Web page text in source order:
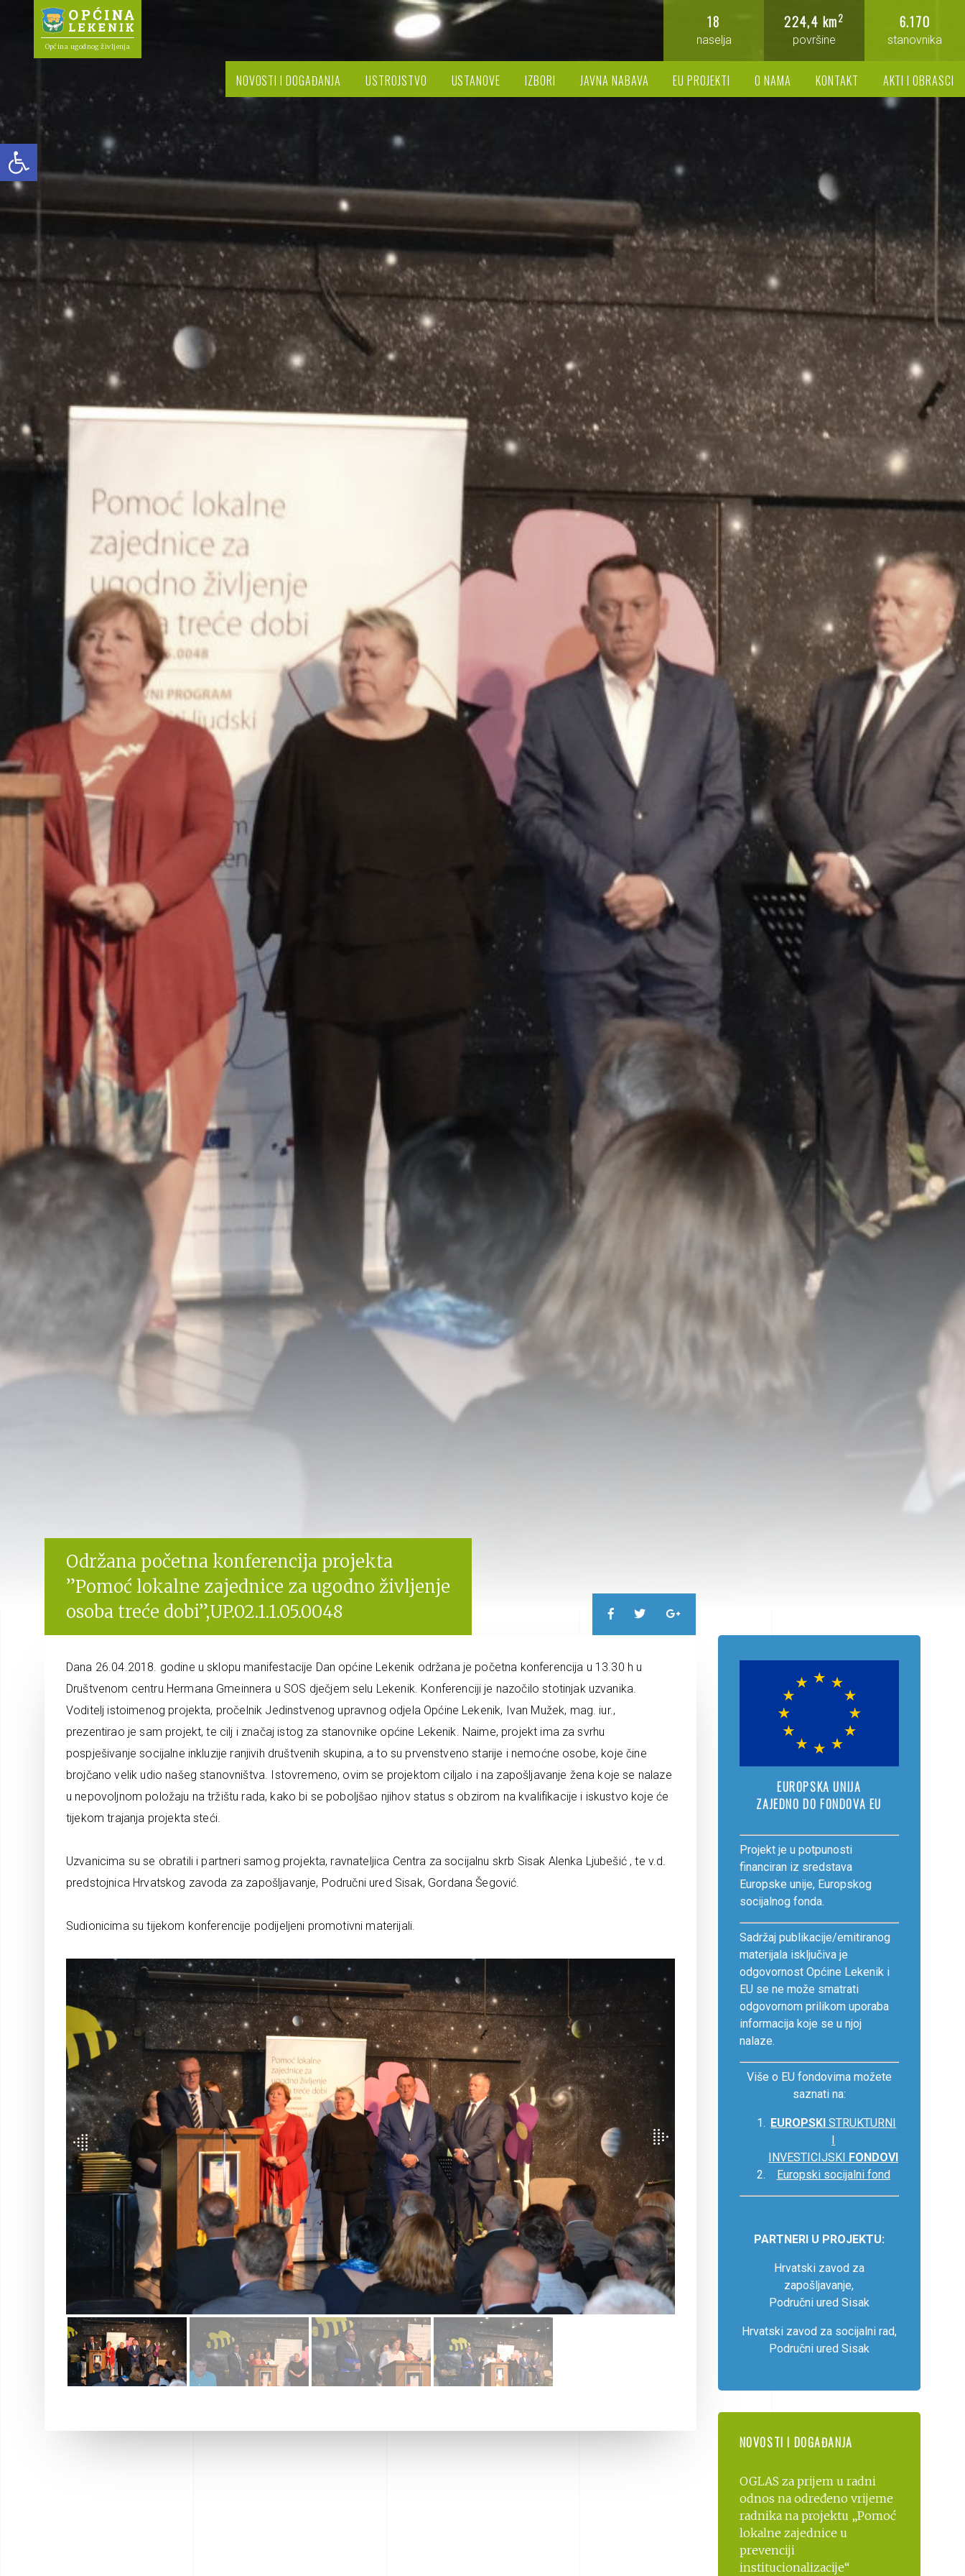
Open toolbar
Općina ugodnog življenja
6.170
stanovnika
224,4 km2
površine
18
naselja
NOVOSTI I DOGAĐANJA USTROJSTVO USTANOVE IZBORI JAVNA NABAVA EU PROJEKTI O NAMA KONTAKT AKTI I OBRASCI
Održana početna konferencija projekta
”Pomoć lokalne zajednice za ugodno življenje
osoba treće dobi”,UP.02.1.1.05.0048
Dana 26.04.2018. godine u sklopu manifestacije Dan općine Lekenik održana je početna konferencija u 13.30 h u
Društvenom centru Hermana Gmeinnera u SOS dječjem selu Lekenik. Konferenciji je nazočilo stotinjak uzvanika.
Voditelj istoimenog projekta, pročelnik Jedinstvenog upravnog odjela Općine Lekenik, Ivan Mužek, mag. iur.,
prezentirao je sam projekt, te cilj i značaj istog za stanovnike općine Lekenik. Naime, projekt ima za svrhu
pospješivanje socijalne inkluzije ranjivih društvenih skupina, a to su prvenstveno starije i nemoćne osobe, koje čine
brojčano velik udio našeg stanovništva. Istovremeno, ovim se projektom ciljalo i na zapošljavanje žena koje se nalaze
u nepovoljnom položaju na tržištu rada, kako bi se poboljšao njihov status s obzirom na kvalifikacije i iskustvo koje će
tijekom trajanja projekta steći.
Uzvanicima su se obratili i partneri samog projekta, ravnateljica Centra za socijalnu skrb Sisak Alenka Ljubešić , te v.d.
predstojnica Hrvatskog zavoda za zapošljavanje, Područni ured Sisak, Gordana Šegović.
Sudionicima su tijekom konferencije podijeljeni promotivni materijali.
EUROPSKA UNIJA
ZAJEDNO DO FONDOVA EU
Projekt je u potpunosti
financiran iz sredstava
Europske unije, Europskog
socijalnog fonda.
Sadržaj publikacije/emitiranog
materijala isključiva je
odgovornost Općine Lekenik i
EU se ne može smatrati
odgovornom prilikom uporaba
informacija koje se u njoj
nalaze.
Više o EU fondovima možete
saznati na:
EUROPSKI STRUKTURNI
INVESTICIJSKI
FONDOVI
Europski socijalni fond
PARTNERI U PROJEKTU:
Hrvatski zavod za
zapošljavanje,
Područni ured Sisak
Hrvatski zavod za socijalni rad,
Područni ured Sisak
NOVOSTI I DOGAĐANJA
OGLAS za prijem u radni
odnos na određeno vrijeme
radnika na projektu „Pomoć
lokalne zajednice u
prevenciji
institucionalizacije“